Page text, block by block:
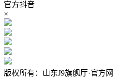
官方抖音
×
版权所有：山东J9旗舰厅·官方